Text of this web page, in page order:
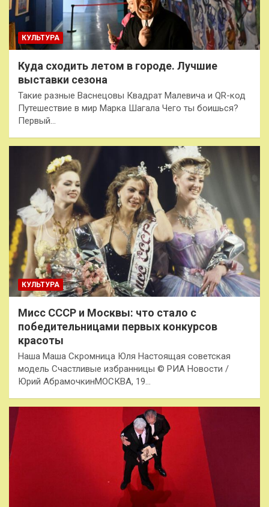
КУЛЬТУРА
Куда сходить летом в городе. Лучшие
выставки сезона
Такие разные Васнецовы Квадрат Малевича и QR-код
Путешествие в мир Марка Шагала Чего ты боишься?
Первый…
КУЛЬТУРА
Мисс СССР и Москвы: что стало с
победительницами первых конкурсов
красоты
Наша Маша Скромница Юля Настоящая советская
модель Счастливые избранницы © РИА Новости /
Юрий АбрамочкинМОСКВА, 19…